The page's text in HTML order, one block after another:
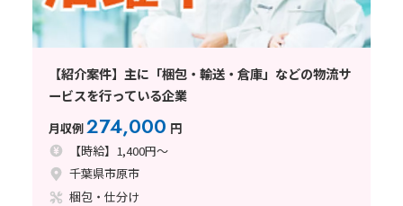
【紹介案件】主に「梱包・輸送・倉庫」などの物流サ
ービスを行っている企業
月収例274,000 円
【時給】1,400円～
千葉県市原市
梱包・仕分け